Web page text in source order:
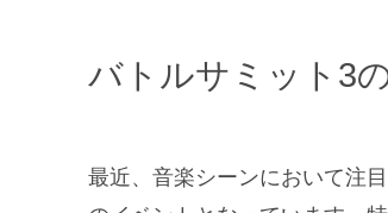
バトルサミット3
最近、音楽シーンにおいて注